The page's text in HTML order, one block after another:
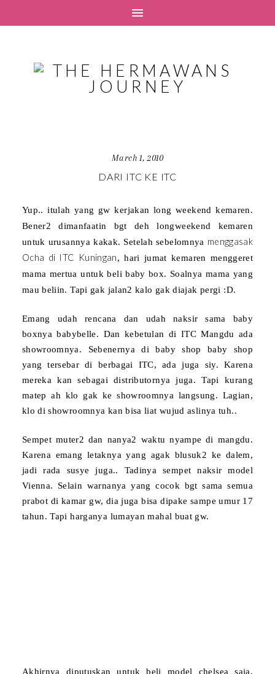
March 1, 2010
DARI ITC KE ITC
Yup.. itulah yang gw kerjakan long weekend kemaren.
Bener2 dimanfaatin bgt deh longweekend kemaren
untuk urusannya kakak. Setelah sebelomnya menggasak
Ocha di ITC Kuningan, hari jumat kemaren menggeret
mama mertua untuk beli baby box. Soalnya mama yang
mau beliin. Tapi gak jalan2 kalo gak diajak pergi :D.
Emang udah rencana dan udah naksir sama baby
boxnya babybelle. Dan kebetulan di ITC Mangdu ada
showroomnya. Sebenernya di baby shop baby shop
yang tersebar di berbagai ITC, ada juga siy. Karena
mereka kan sebagai distributornya juga. Tapi kurang
matep ah klo gak ke showroomnya langsung. Lagian,
klo di showroomnya kan bisa liat wujud aslinya tuh..
Sempet muter2 dan nanya2 waktu nyampe di mangdu.
Karena emang letaknya yang agak blusuk2 ke dalem,
jadi rada susye juga.. Tadinya sempet naksir model
Vienna. Selain warnanya yang cocok bgt sama semua
prabot di kamar gw, dia juga bisa dipake sampe umur 17
tahun. Tapi harganya lumayan mahal buat gw.
Akhirnya diputuskan untuk beli model chelsea saja.